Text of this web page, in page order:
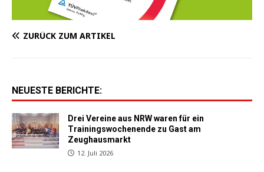
ZURÜCK ZUM ARTIKEL
NEUESTE BERICHTE:
Drei Vereine aus NRW waren für ein
Trainingswochenende zu Gast am
Zeughausmarkt
12. Juli 2026